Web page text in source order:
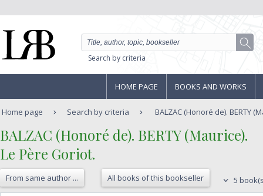
Search by criteria
HOME PAGE BOOKS AND WORKS
Home page Search by criteria BALZAC (Honoré de). BERTY
‎BALZAC (Honoré de). BERTY (Maurice). ‎
‎Le Père Goriot. ‎
From same author ... All books of this bookseller 5